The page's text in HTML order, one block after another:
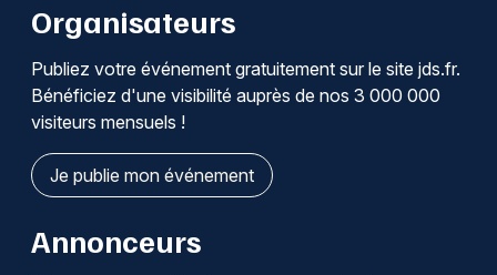
Organisateurs
Publiez votre événement gratuitement sur le site jds.fr.
Bénéficiez d'une visibilité auprès de nos 3 000 000
visiteurs mensuels !
Je publie mon événement
Annonceurs